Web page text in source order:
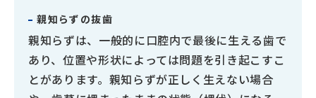
親知らずの抜歯
親知らずは、一般的に口腔内で最後に生える歯で
あり、位置や形状によっては問題を引き起こすこ
とがあります。親知らずが正しく生えない場合